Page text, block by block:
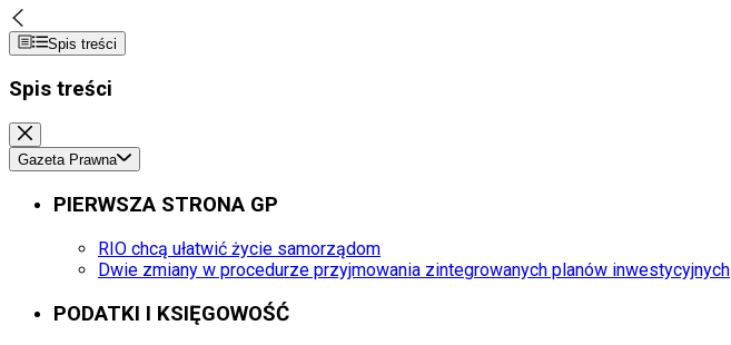
Spis treści
Spis treści
Gazeta Prawna
PIERWSZA STRONA GP
RIO chcą ułatwić życie samorządom
Dwie zmiany w procedurze przyjmowania zintegrowanych planów inwestycyjnych
PODATKI I KSIĘGOWOŚĆ